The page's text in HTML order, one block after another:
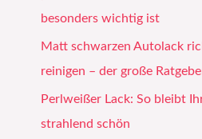
besonders wichtig ist
Matt schwarzen Autolack
reinigen – der große
Perlweißer Lack: So bleibt
strahlend schön